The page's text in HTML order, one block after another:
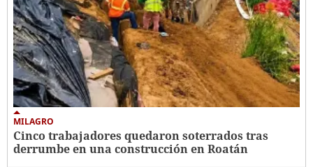
MILAGRO
Cinco trabajadores quedaron soterrados tras
derrumbe en una construcción en Roatán